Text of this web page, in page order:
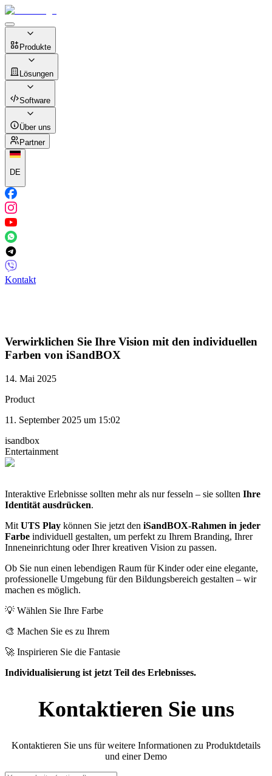
Produkte
Lösungen
Software
Über uns
Partner
DE
Kontakt
Verwirklichen Sie Ihre Vision mit den individuellen
Farben von iSandBOX
14. Mai 2025
Product
11. September 2025 um 15:02
isandbox
Entertainment
Interaktive Erlebnisse sollten mehr als nur fesseln – sie sollten Ihre
Identität ausdrücken.
Mit UTS Play können Sie jetzt den iSandBOX-Rahmen in jeder
Farbe individuell gestalten, um perfekt zu Ihrem Branding, Ihrer
Inneneinrichtung oder Ihrer kreativen Vision zu passen.
Ob Sie nun einen lebendigen Raum für Kinder oder eine elegante,
professionelle Umgebung für den Bildungsbereich gestalten – wir
machen es möglich.
💡 Wählen Sie Ihre Farbe
🎨 Machen Sie es zu Ihrem
🚀 Inspirieren Sie die Fantasie
Individualisierung ist jetzt Teil des Erlebnisses.
Kontaktieren Sie uns
Kontaktieren Sie uns für weitere Informationen zu Produktdetails
und einer Demo